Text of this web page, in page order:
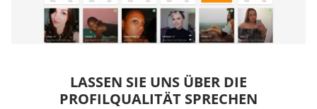
LASSEN SIE UNS ÜBER DIE
PROFILQUALITÄT SPRECHEN